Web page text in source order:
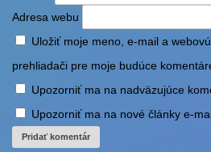
Adresa webu
Uložiť moje meno, e-mail a
prehliadači pre moje budúce
Upozorniť ma na nadväzujúce
Upozorniť ma na nové články e-